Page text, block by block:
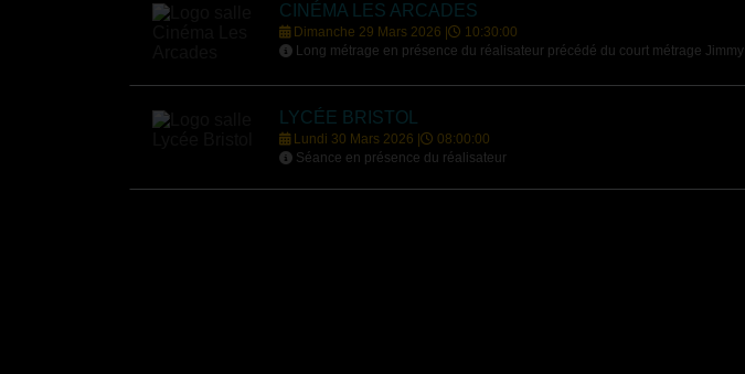
CINÉMA LES ARCADES
Dimanche 29 Mars 2026 |
10:30:00
Long métrage en présence du réalisateur précédé du court métrage Jimmy
LYCÉE BRISTOL
Lundi 30 Mars 2026 |
08:00:00
Séance en présence du réalisateur